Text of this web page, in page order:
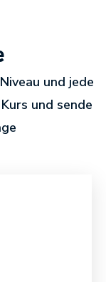
und jede
und sende